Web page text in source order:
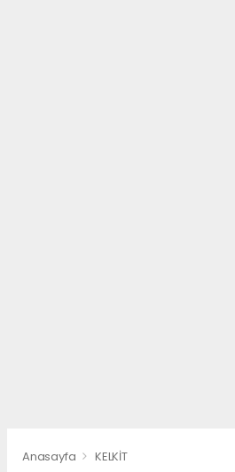
Anasayfa KELKİT